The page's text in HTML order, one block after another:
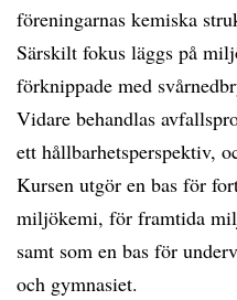
föreningarnas kemiska
Särskilt fokus läggs på
förknippade med
Vidare behandlas
ett hållbarhetsperspektiv,
Kursen utgör en bas för
miljökemi, för framtida
samt som en bas för
och gymnasiet.